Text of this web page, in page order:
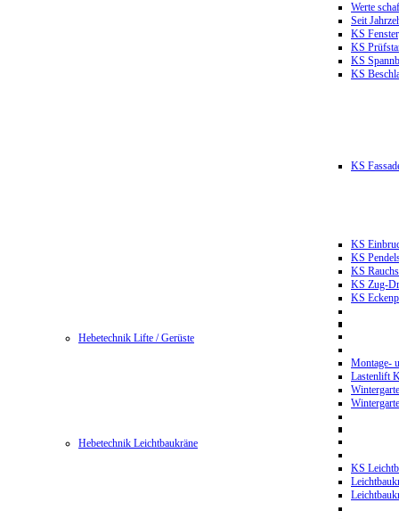
Werte
Seit
KS
KS
KS
KS
KS
KS
KS
KS
KS Zug-
KS
Hebetechnik Lifte / Gerüste
Montage-
Lastenlift
Hebetechnik Leichtbaukräne
KS